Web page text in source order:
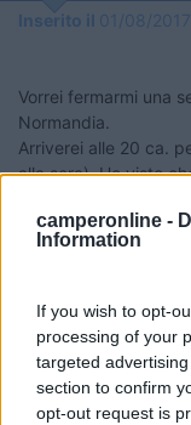
camperonline -
Information
If you wish to opt-
processing of your
targeted
section to confirm
opt-out request is
Inserito il 01/08/2017
Vorrei fermarmi una
Normandia.
Arriverei alle 20 ca.
alla sera). Ho visto
al porto ma
Conoscete altre
Grazie
kind of
3480
Inserito il01/08/2017
Ti confermo che